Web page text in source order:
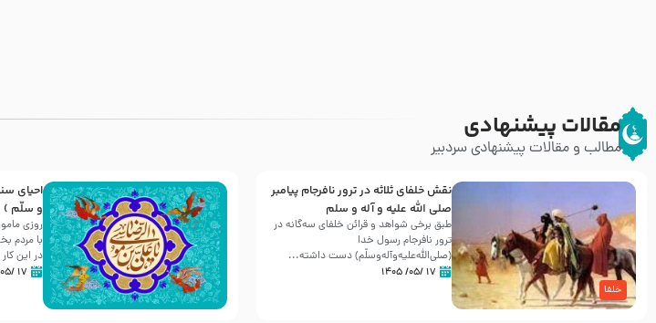
مقالات پیشنهادی
مطالب و مقالات پیشنهادی سردبیر
خلفا
نقش خلفای ثلاثه در ترور نافرجام پیامبر
صلی الله علیه و آله و سلم
طبق برخی شواهد و قرائن خلفای سه‌گانه در
ترور نافرجام رسول خدا
(صلی‌الله‌علیه‌و‌آله‌وسلّم) دست داشته‌...
۱۷ /۰۵/ ۱۴۰۵
احیای
و سلّم )
روزی
با مردم
در این
۱۷ /۰۵/ ۱۴۰۵